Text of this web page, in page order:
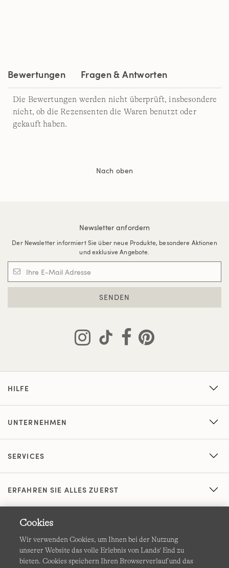
Bewertungen Fragen & Antworten
Die Bewertungen werden nicht überprüft, insbesondere
nicht, ob die Rezensenten die Waren benutzt oder
gekauft haben.
Nach oben
Newsletter anfordern
Der Newsletter informiert Sie über neue Produkte, besondere Aktionen
und exklusive Angebote.
SENDEN
HILFE
UNTERNEHMEN
SERVICES
ERFAHREN SIE ALLES ZUERST
Cookies
Wir verwenden Cookies, um Ihnen bei der Nutzung
unserer Website das volle Erlebnis von Lands' End zu
bieten. Cookies speichern Ihren Browserverlauf und das